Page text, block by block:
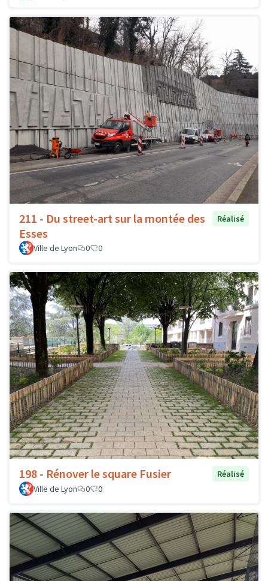
211 - Du street-art sur la montée des
Esses
Réalisé
Ville de Lyon 0 0
198 - Rénover le square Fusier
Réalisé
Ville de Lyon
0 0